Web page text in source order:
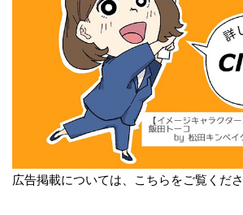
広告掲載については、こちらをご覧くださ